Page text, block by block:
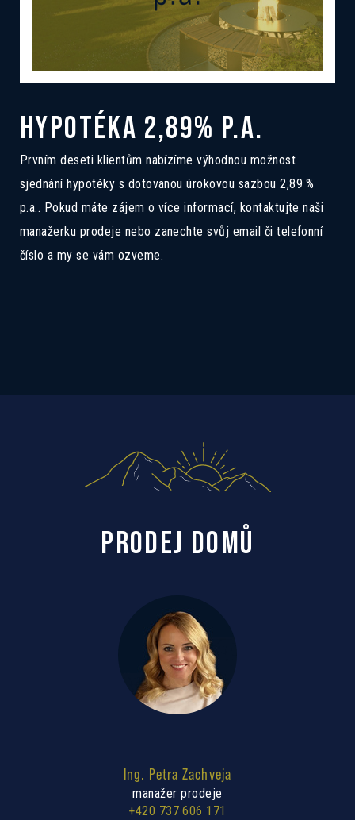
HYPOTÉKA 2,89% P.A.
Prvním deseti klientům nabízíme výhodnou možnost
sjednání hypotéky s dotovanou úrokovou sazbou 2,89 %
p.a.. Pokud máte zájem o více informací, kontaktujte naši
manažerku prodeje nebo zanechte svůj email či telefonní
číslo a my se vám ozveme.
PRODEJ DOMŮ
Ing. Petra Zachveja
manažer prodeje
+420 737 606 171